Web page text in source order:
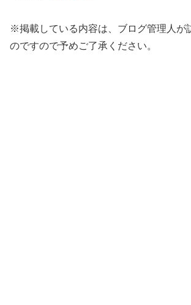
※掲載している内容は、ブログ管理人が
のですので予めご了承ください。